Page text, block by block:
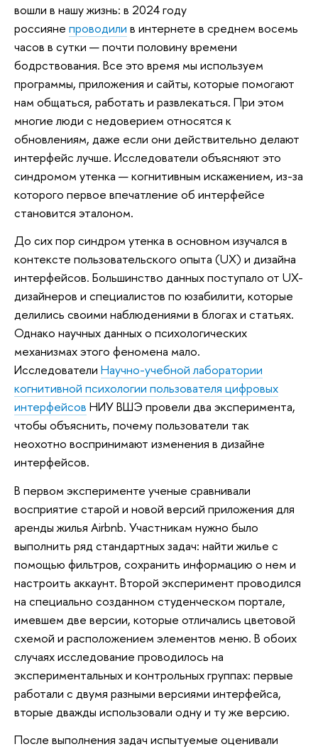
вошли в нашу жизнь: в 2024 году
россияне проводили в интернете в среднем восемь
часов в сутки — почти половину времени
бодрствования. Все это время мы используем
программы, приложения и сайты, которые помогают
нам общаться, работать и развлекаться. При этом
многие люди с недоверием относятся к
обновлениям, даже если они действительно делают
интерфейс лучше. Исследователи объясняют это
синдромом утенка — когнитивным искажением, из-за
которого первое впечатление об интерфейсе
становится эталоном.
До сих пор синдром утенка в основном изучался в
контексте пользовательского опыта (UX) и дизайна
интерфейсов. Большинство данных поступало от UX-
дизайнеров и специалистов по юзабилити, которые
делились своими наблюдениями в блогах и статьях.
Однако научных данных о психологических
механизмах этого феномена мало.
Исследователи Научно-учебной лаборатории
когнитивной психологии пользователя цифровых
интерфейсов НИУ ВШЭ провели два эксперимента,
чтобы объяснить, почему пользователи так
неохотно воспринимают изменения в дизайне
интерфейсов.
В первом эксперименте ученые сравнивали
восприятие старой и новой версий приложения для
аренды жилья Airbnb. Участникам нужно было
выполнить ряд стандартных задач: найти жилье с
помощью фильтров, сохранить информацию о нем и
настроить аккаунт. Второй эксперимент проводился
на специально созданном студенческом портале,
имевшем две версии, которые отличались цветовой
схемой и расположением элементов меню. В обоих
случаях исследование проводилось на
экспериментальных и контрольных группах: первые
работали с двумя разными версиями интерфейса,
вторые дважды использовали одну и ту же версию.
После выполнения задач испытуемые оценивали